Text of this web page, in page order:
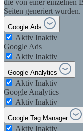
die von einer einzelnen
Seiten generiert wurden.
Google Ads
Aktiv Inaktiv
Google Ads
Aktiv Inaktiv
Google Analytics
Aktiv Inaktiv
Google Analytics
Aktiv Inaktiv
Google Tag Manager
Aktiv Inaktiv